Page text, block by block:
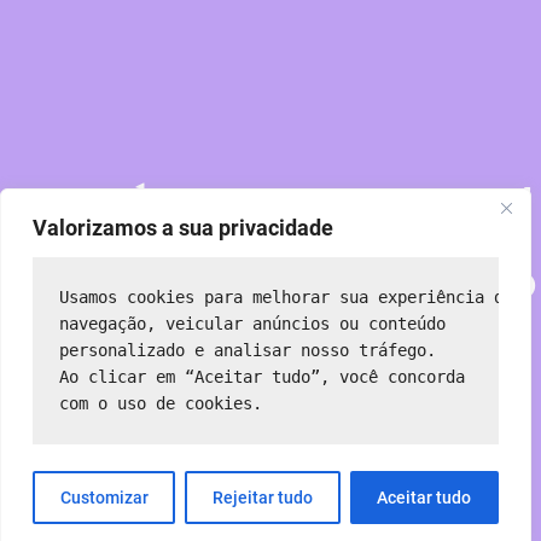
Valorizamos a sua privacidade
Usamos cookies para melhorar sua experiência de
navegação, veicular anúncios ou conteúdo
personalizado e analisar nosso tráfego.
Ao clicar em “Aceitar tudo”, você concorda
com o uso de cookies.
Customizar Rejeitar tudo Aceitar tudo
Perdoe nossa poeira!
Estamos trabalhando
em algo incrível —
volte em breve!